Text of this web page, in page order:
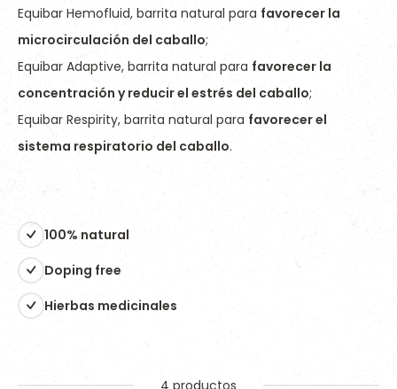
Equibar Hemofluid, barrita natural para favorecer la
microcirculación del caballo;
Equibar Adaptive, barrita natural para favorecer la
concentración y reducir el estrés del caballo;
Equibar Respirity, barrita natural para favorecer el
sistema respiratorio del caballo.
100% natural
Doping free
Hierbas medicinales